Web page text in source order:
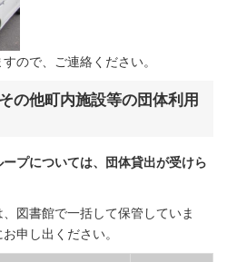
ので、ご連絡ください。
の他町内施設等の団体利用
プについては、団体貸出が受けら
図書館で一括して保管していま
申し出ください。